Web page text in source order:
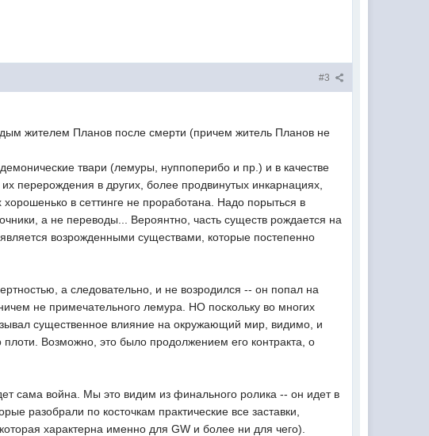
#3
жителем Планов после смерти (причем житель Планов не
твари (лемуры, нуппоперибо и пр.) и в качестве
перерождения в других, более продвинутых инкарнациях,
в сеттинге не проработана. Надо порыться в
а не переводы... Вероянтно, часть существ рождается на
возрожденными существами, которые постепенно
а следовательно, и не возродился -- он попал на
не примечательного лемура. НО поскольку во многих
существенное влияние на окружающий мир, видимо, и
Возможно, это было продолжением его контракта, о
сама война. Мы это видим из финального ролика -- он идет в
разобрали по косточкам практические все заставки,
характерна именно для GW и более ни для чего).